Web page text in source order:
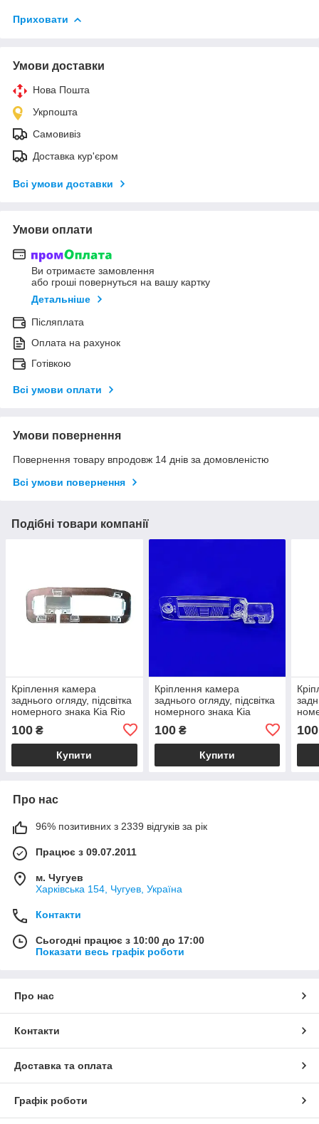
Приховати
Умови доставки
Нова Пошта
Укрпошта
Самовивіз
Доставка кур'єром
Всі умови доставки
Умови оплати
Ви отримаєте замовлення
або гроші повернуться на вашу картку
Детальніше
Післяплата
Оплата на рахунок
Готівкою
Всі умови оплати
Умови повернення
Повернення товару впродовж 14 днів за домовленістю
Всі умови повернення
Подібні товари компанії
Кріплення камера
заднього огляду, підсвітка
номерного знака Kia Rio
100 ₴
Купити
Кріплення камера
заднього огляду, підсвітка
номерного знака Kia
Sorento, Borrego, Rondo,
Cerato, Sportage-R
100₴
Купити
100
Про нас
96% позитивних з 2339 відгуків за рік
Працює з 09.07.2011
м. Чугуев
Харківська 154, Чугуев, Україна
Контакти
Сьогодні працює з 10:00 до 17:00
Показати весь графік роботи
Про нас
Контакти
Доставка та оплата
Графік роботи